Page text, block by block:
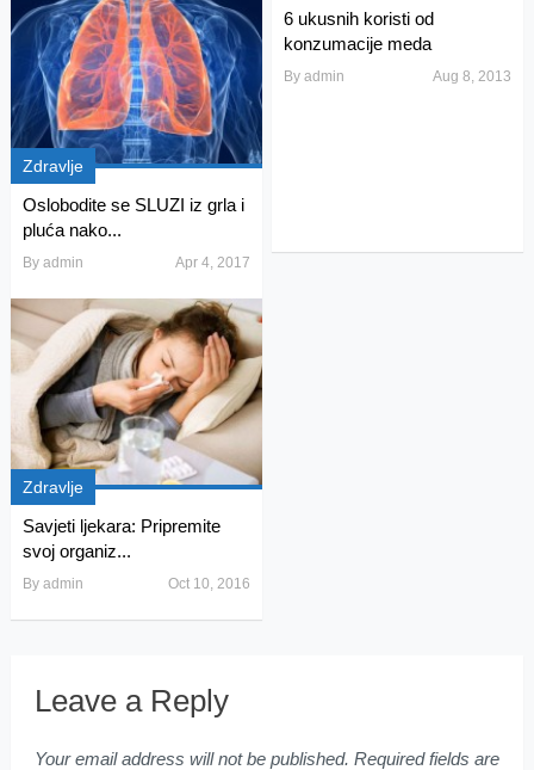
Zdravlje
Oslobodite se SLUZI iz grla i
pluća nako...
By admin Apr 4, 2017
6 ukusnih koristi od
konzumacije meda
Byadmin Aug 8, 2013
Zdravlje
Savjeti ljekara: Pripremite
svoj organiz...
By admin Oct 10, 2016
Leave a Reply
Your email address will not be published. Required fields are